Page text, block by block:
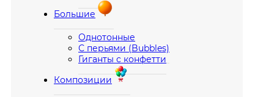
Большие
Однотонные
С перьями (Bubbles)
Гиганты с конфетти
Композиции